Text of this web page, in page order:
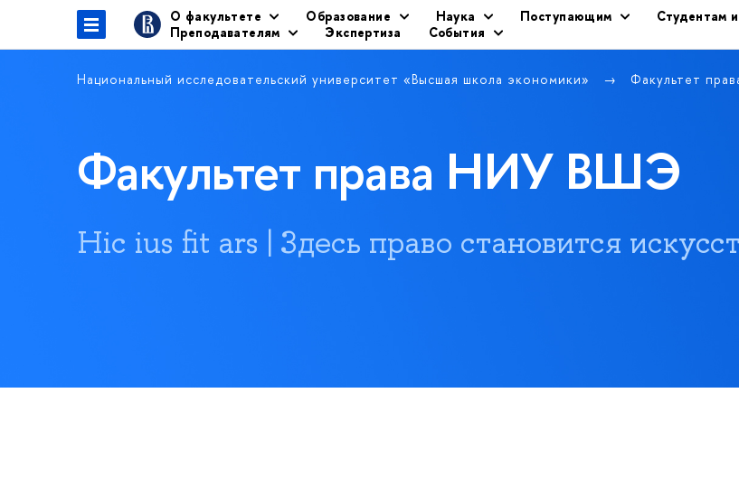
О факультете Образование Наука Поступающим
Студентам
Преподавателям
Экспертиза События
Национальный исследовательский университет «Высшая школа экономики» Факультет
Факультет права НИУ ВШЭ
Hic ius fit ars | Здесь право становится